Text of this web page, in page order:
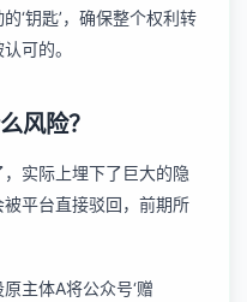
‘钥匙’，确保整个权利转
可的。
风险？
实际上埋下了巨大的隐
平台直接驳回，前期所
主体A将公众号‘赠